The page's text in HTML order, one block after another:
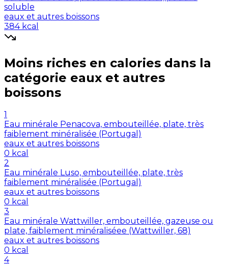
soluble
eaux et autres boissons
384 kcal
Moins riches en calories dans la
catégorie eaux et autres
boissons
1
Eau minérale Penacova, embouteillée, plate, très
faiblement minéralisée (Portugal)
eaux et autres boissons
0 kcal
2
Eau minérale Luso, embouteillée, plate, très
faiblement minéralisée (Portugal)
eaux et autres boissons
0 kcal
3
Eau minérale Wattwiller, embouteillée, gazeuse ou
plate, faiblement minéraliséee (Wattwiller, 68)
eaux et autres boissons
0 kcal
4